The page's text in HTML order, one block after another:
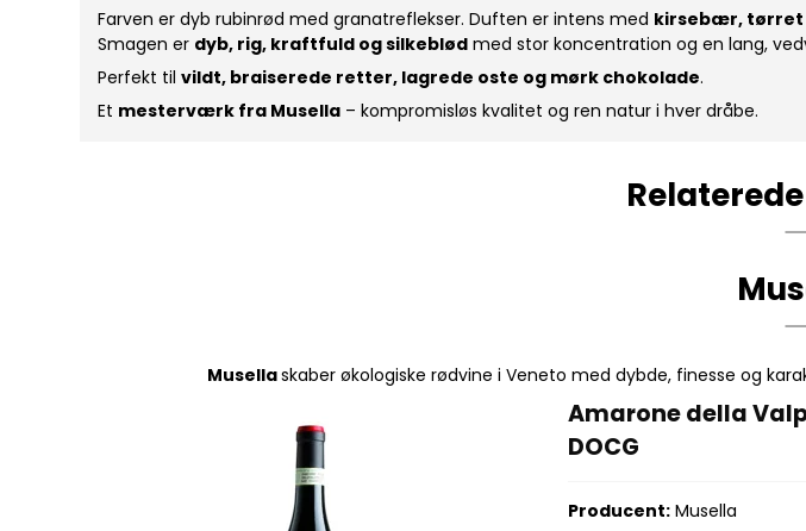
Farven er dyb rubinrød med granatreflekser. Duften er intens med kirsebær, tørret
Smagen er dyb, rig, kraftfuld og silkeblød med stor koncentration og en lang,
Perfekt tilvildt, braiserede retter, lagrede oste og mørk chokolade.
Et mesterværk fra Musella – kompromisløs kvalitet og ren natur i hver dråbe.
Musellaskaber økologiske rødvine i Veneto med dybde, finesse og
Amarone della
DOCG
Producent: Musella